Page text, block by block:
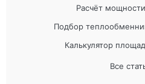
Расчёт
Подбор
Калькулятор
Все